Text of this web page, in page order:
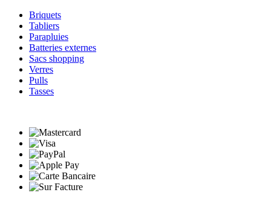
Briquets
Tabliers
Parapluies
Batteries externes
Sacs shopping
Verres
Pulls
Tasses